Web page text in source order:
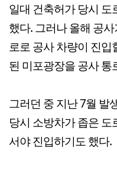
일대 건축허가 당시
했다. 그러나 올해 공
로로 공사 차량이 진입
된 미포광장을 공사 통
그러던 중 지난 7월 발
당시 소방차가 좁은
서야 진입하기도 했다.